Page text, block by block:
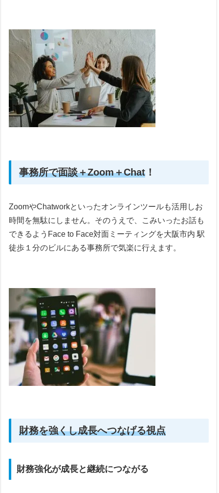
事務所で面談＋Zoom＋Chat ！
ZoomやChatworkといったオンラインツールも活用しお
時間を無駄にしません。そのうえで、こみいったお話も
できるようFace to Face対面ミーティングを大阪市内 駅
徒歩１分のビルにある事務所で気楽に行えます。
財務を強くし成長へつなげる視点
財務強化が成長と継続につながる